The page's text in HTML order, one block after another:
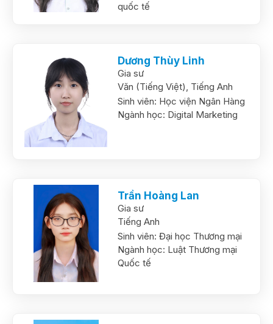
quốc tế
Dương Thùy Linh
Gia sư
Văn (Tiếng Việt), Tiếng Anh
Sinh viên: Học viện Ngân Hàng
Ngành học: Digital Marketing
Trần Hoàng Lan
Gia sư
Tiếng Anh
Sinh viên: Đại học Thương mại
Ngành học: Luật Thương mại
Quốc tế